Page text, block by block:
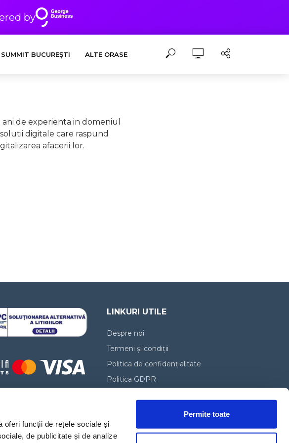
oferi funcții de rețele sociale și
de publicitate și de analize
Permite toate
by
SUMMIT BUCUREȘTI ALTE ORASE
de experienta in domeniul
digitale care raspund
afacerii lor.
LINKURI UTILE
Despre noi
Termeni și condiții
Politica de confidențialitate
Politica GDPR
Politica de anulare